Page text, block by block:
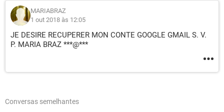
MARIABRAZ
1 out 2018 às 12:05
JE DESIRE RECUPERER MON CONTE GOOGLE GMAIL S. V.
P. MARIA BRAZ ***@***
Conversas semelhantes